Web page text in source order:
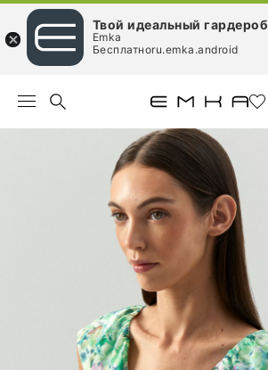
Твой идеальный гардероб
Emka
Бесплатноru.emka.android